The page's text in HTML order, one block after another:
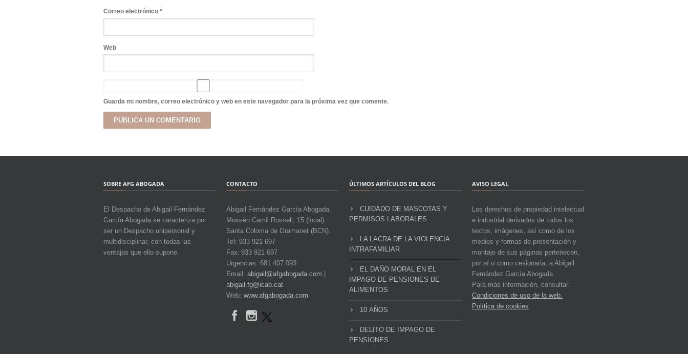
Correo electrónico *
Web
Guarda mi nombre, correo electrónico y web en este navegador para la próxima vez que comente.
SOBRE AFG ABOGADA
El Despacho de Abigail Fernández
García Abogada se caracteriza por
ser un Despacho unipersonal y
multidisciplinar, con todas las
ventajas que ello supone.
CONTACTO
Abigail Fernández García Abogada.
Mossèn Camil Rossell, 15 (local)
Santa Coloma de Gramanet (BCN).
Tel: 933 921 697
Fax: 933 921 697
Urgencias: 681 407 093
Email: abigail@afgabogada.com
abigail.fg@icab.cat
Web: www.afgabogada.com
ÚLTIMOS ARTÍCULOS DEL BLOG
CUIDADO DE MASCOTAS Y
PERMISOS LABORALES
LA LACRA DE LA VIOLENCIA
INTRAFAMILIAR
EL DAÑO MORAL EN EL
IMPAGO DE PENSIONES DE
ALIMENTOS
10 AÑOS
DELITO DE IMPAGO DE
PENSIONES
AVISO LEGAL
Los derechos de propiedad intelectual
e industrial derivados de todos los
textos, imágenes, así como de los
medios y formas de presentación y
montaje de sus páginas pertenecen,
por sí o como cesionaria, a Abigail
Fernández García Abogada.
Para más información, consultar:
Condiciones de uso de la web.
Política de cookies